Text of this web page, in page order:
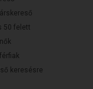
50 felett
keresésre